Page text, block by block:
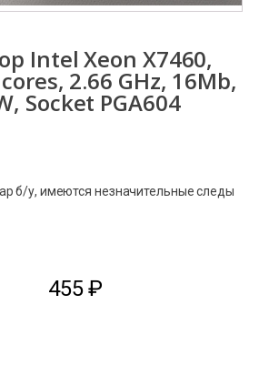
Intel Xeon X7460,
cores, 2.66 GHz, 16Mb,
Socket PGA604
б/у, имеются незначительные следы
455₽